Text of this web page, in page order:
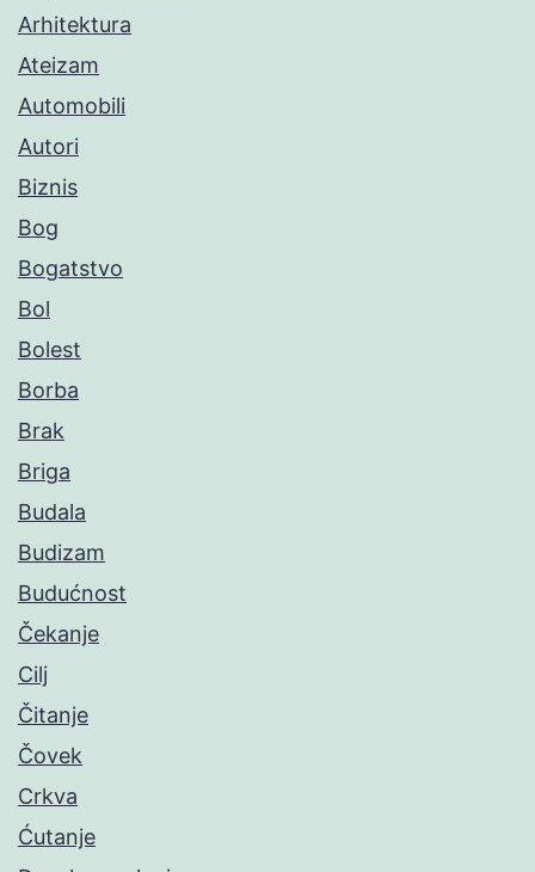
Arhitektura
Ateizam
Automobili
Autori
Biznis
Bog
Bogatstvo
Bol
Bolest
Borba
Brak
Briga
Budala
Budizam
Budućnost
Čekanje
Cilj
Čitanje
Čovek
Crkva
Ćutanje